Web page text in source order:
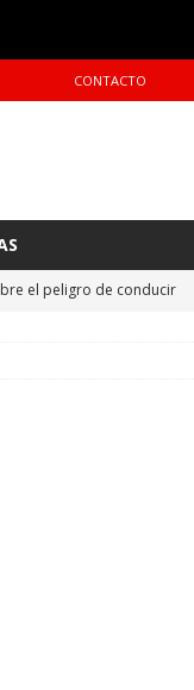
CONTACTO
el peligro de conducir